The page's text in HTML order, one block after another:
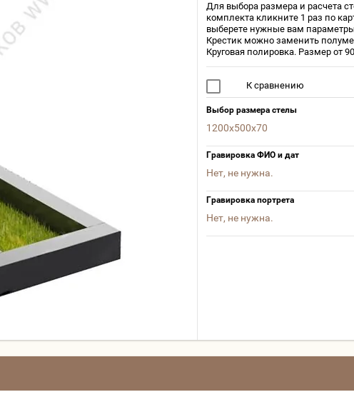
Для выбора размера и расчета
комплекта кликните 1 раз по
выберете нужные вам
Крестик можно заменить
Круговая полировка. Размер от
К сравнению
Выбор размера стелы
1200х500х70
Гравировка ФИО и дат
Нет, не нужна.
Гравировка портрета
Нет, не нужна.